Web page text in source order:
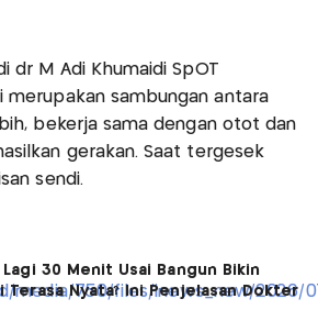
dr M Adi Khumaidi SpOT
merupakan sambungan antara
bekerja sama dengan otot dan
gerakan. Saat tergesek
sendi.
30 Menit Usai Bangun Bikin
Terasa Nyata? Ini Penjelasan Dokter